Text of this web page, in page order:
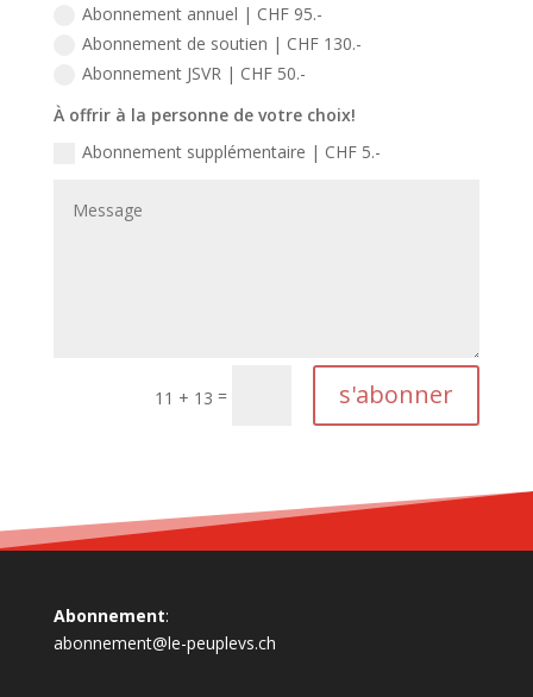
Abonnement annuel | CHF 95.-
Abonnement de soutien | CHF 130.-
Abonnement JSVR | CHF 50.-
À offrir à la personne de votre choix!
Abonnement supplémentaire | CHF 5.-
11 + 13 = s'abonner
Abonnement:
abonnement@le-peuplevs.ch